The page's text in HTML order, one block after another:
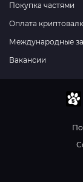
Покупка частями
Оплата
Международные
Вакансии